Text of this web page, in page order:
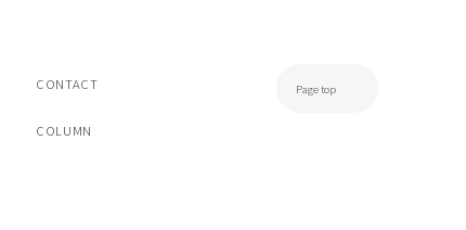
CONTACT
COLUMN
Page top